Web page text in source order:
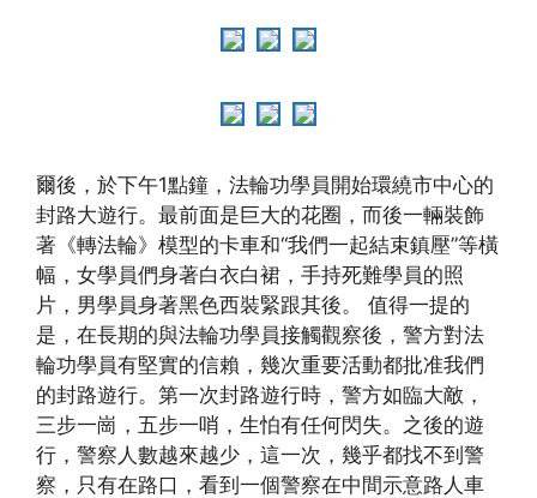
爾後，於下午1點鐘，法輪功學員開始環繞市中心的
封路大遊行。最前面是巨大的花圈，而後一輛裝飾
著《轉法輪》模型的卡車和“我們一起結束鎮壓”等橫
幅，女學員們身著白衣白裙，手持死難學員的照
片，男學員身著黑色西裝緊跟其後。 值得一提的
是，在長期的與法輪功學員接觸觀察後，警方對法
輪功學員有堅實的信賴，幾次重要活動都批准我們
的封路遊行。第一次封路遊行時，警方如臨大敵，
三步一崗，五步一哨，生怕有任何閃失。之後的遊
行，警察人數越來越少，這一次，幾乎都找不到警
察，只有在路口，看到一個警察在中間示意路人車